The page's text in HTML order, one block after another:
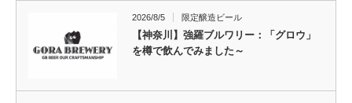
2026/8/5 限定醸造ビール
【神奈川】強羅ブルワリー：「グロウ」
を樽で飲んでみました～